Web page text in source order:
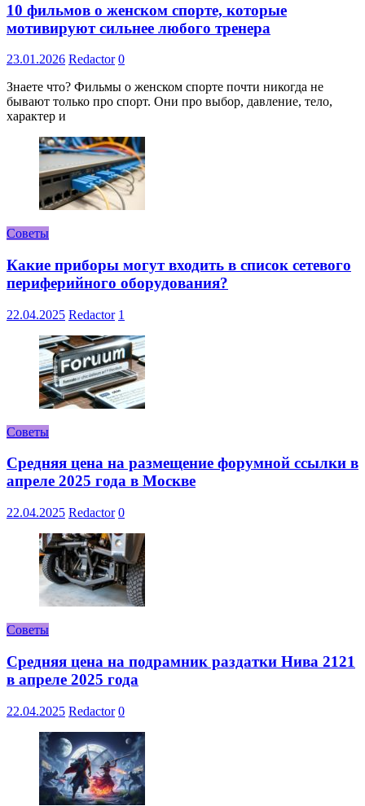
10 фильмов о женском спорте, которые
мотивируют сильнее любого тренера
23.01.2026 Redactor 0
Знаете что? Фильмы о женском спорте почти никогда не
бывают только про спорт. Они про выбор, давление, тело,
характер и
Советы
Какие приборы могут входить в список сетевого
периферийного оборудования?
22.04.2025 Redactor 1
Советы
Средняя цена на размещение форумной ссылки в
апреле 2025 года в Москве
22.04.2025 Redactor 0
Советы
Средняя цена на подрамник раздатки Нива 2121
в апреле 2025 года
22.04.2025 Redactor 0